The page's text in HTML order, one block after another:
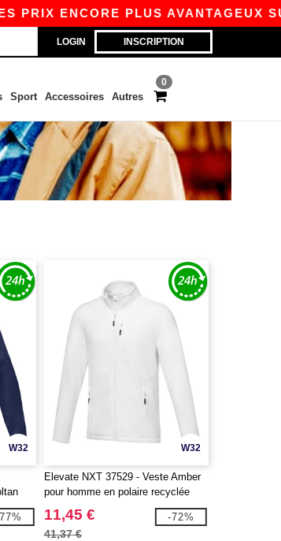
ENCORE PLUS AVANTAGEUX SUR
LOGIN INSCRIPTION
0
Sport Accessoires Autres
W32 W32
Elevate NXT 37529 - Veste Amber
pour homme en polaire recyclée
GRS entièrement zippée
11,45 €
41,37 €
-72%